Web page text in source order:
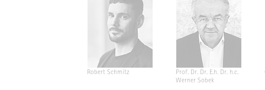
Robert Schmitz
Prof. Dr. Dr. E.h. Dr. h.c.
Werner Sobek